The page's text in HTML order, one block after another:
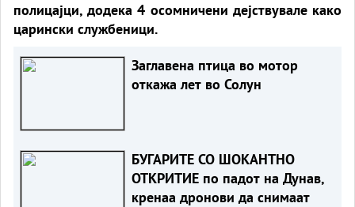
полицајци, додека 4 осомничени дејствувале како
царински службеници.
Заглавена птица во мотор
откажа лет во Солун
БУГАРИТЕ СО ШОКАНТНО
ОТКРИТИЕ по падот на Дунав,
кренаа дронови да снимаат